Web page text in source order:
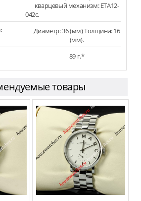
кварцевый механизм: ETA12-
042c.
Диаметр: 36 (мм) Толщина: 16
(мм).
89 г.*
товары